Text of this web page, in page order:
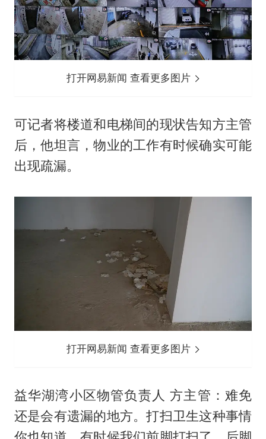
打开网易新闻 查看更多图片
可记者将楼道和电梯间的现状告知方主管
后，他坦言，物业的工作有时候确实可能
出现疏漏。
打开网易新闻 查看更多图片
益华湖湾小区物管负责人 方主管：难免
还是会有遗漏的地方。打扫卫生这种事情